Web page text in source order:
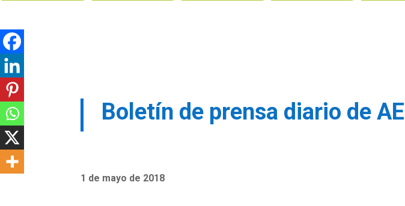
Boletín de prensa diario de
1 de mayo de 2018